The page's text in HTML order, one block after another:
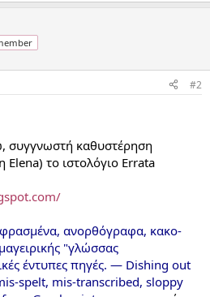
#2
συγγνωστή καθυστέρηση
Elena) το ιστολόγιο Errata
ανορθόγραφα, κακο-
"γλώσσας
έντυπες πηγές. — Dishing out
spelt, mis-transcribed, sloppy